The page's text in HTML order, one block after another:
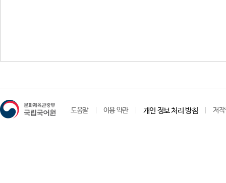
도움말 이용 약관 개인 정보 처리 방침 저